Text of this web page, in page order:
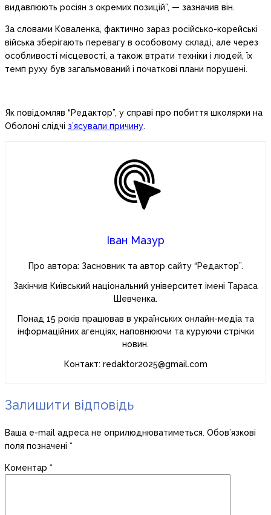
видавлюють росіян з окремих позицій”, — зазначив він.
За словами Коваленка, фактично зараз російсько-корейські
війська зберігають перевагу в особовому складі, але через
особливості місцевості, а також втрати техніки і людей, їх
темп руху був загальмований і початкові плани порушені.
Як повідомляв “Редактор”, у справі про побиття школярки на
Оболоні слідчі з’ясували причину.
Іван Мазур
Про автора: Засновник та автор сайту “Редактор”.
Закінчив Київський національний університет імені Тараса
Шевченка.
Понад 15 років працював в українських онлайн-медіа та
інформаційних агенціях, наповнюючи та куруючи стрічки
новин.
Контакт: redaktor2025@gmail.com
Залишити відповідь
Ваша e-mail адреса не оприлюднюватиметься. Обов’язкові
поля позначені *
Коментар *